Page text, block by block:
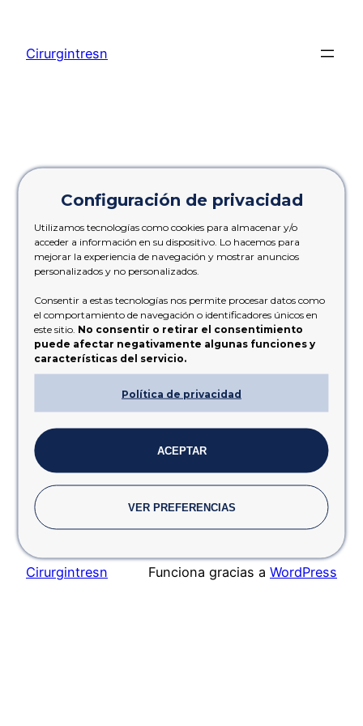
Cirurgintresn
Categoría:
Uncategorized
Hello world!
Welcome to WordPress. This is your first post.
Edit or delete it, then start writing!
marzo 11, 2023
Cirurgintresn Funciona gracias a WordPress
Configuración de privacidad
Utilizamos tecnologías como cookies para almacenar y/o
acceder a información en su dispositivo. Lo hacemos para
mejorar la experiencia de navegación y mostrar anuncios
personalizados y no personalizados.
Consentir a estas tecnologías nos permite procesar datos como
el comportamiento de navegación o identificadores únicos en
este sitio. No consentir o retirar el consentimiento
puede afectar negativamente algunas funciones y
características del servicio.
Política de privacidad
ACEPTAR
VER PREFERENCIAS